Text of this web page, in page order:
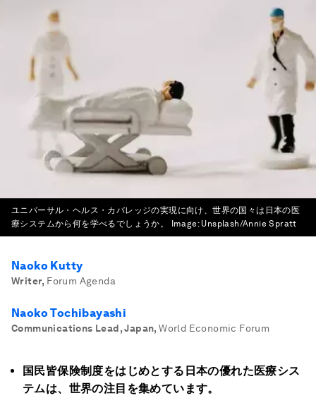
ユニバーサル・ヘルス・カバレッジの実現に向け、世界の国々は日本の医
療システムから何を学べるでしょうか。
Image: Unsplash/Annie Spratt
Naoko Kutty
Writer, Forum Agenda
Naoko Tochibayashi
Communications Lead, Japan, World Economic Forum
国民皆保険制度をはじめとする日本の優れた医療シス
テムは、世界の注目を集めています。